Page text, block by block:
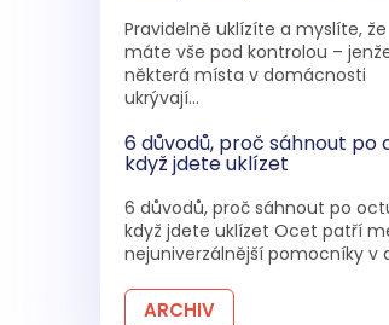
Pravidelně uklízíte a myslíte, že
máte vše pod kontrolou –
některá místa v domácnosti
ukrývají...
6 důvodů, proč sáhnout po
když jdete uklízet
6 důvodů, proč sáhnout po
když jdete uklízet Ocet patří
nejuniverzálnější pomocníky v
ARCHIV